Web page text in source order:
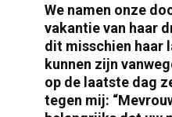
We namen onze
vakantie van haar
dit misschien haar
kunnen zijn
op de laatste dag
tegen mij: